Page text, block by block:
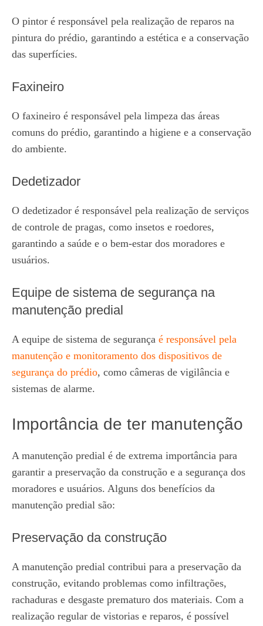
O pintor é responsável pela realização de reparos na
pintura do prédio, garantindo a estética e a conservação
das superfícies.
Faxineiro
O faxineiro é responsável pela limpeza das áreas
comuns do prédio, garantindo a higiene e a conservação
do ambiente.
Dedetizador
O dedetizador é responsável pela realização de serviços
de controle de pragas, como insetos e roedores,
garantindo a saúde e o bem-estar dos moradores e
usuários.
Equipe de sistema de segurança na
manutenção predial
A equipe de sistema de segurança é responsável pela
manutenção e monitoramento dos dispositivos de
segurança do prédio, como câmeras de vigilância e
sistemas de alarme.
Importância de ter manutenção
A manutenção predial é de extrema importância para
garantir a preservação da construção e a segurança dos
moradores e usuários. Alguns dos benefícios da
manutenção predial são:
Preservação da construção
A manutenção predial contribui para a preservação da
construção, evitando problemas como infiltrações,
rachaduras e desgaste prematuro dos materiais. Com a
realização regular de vistorias e reparos, é possível